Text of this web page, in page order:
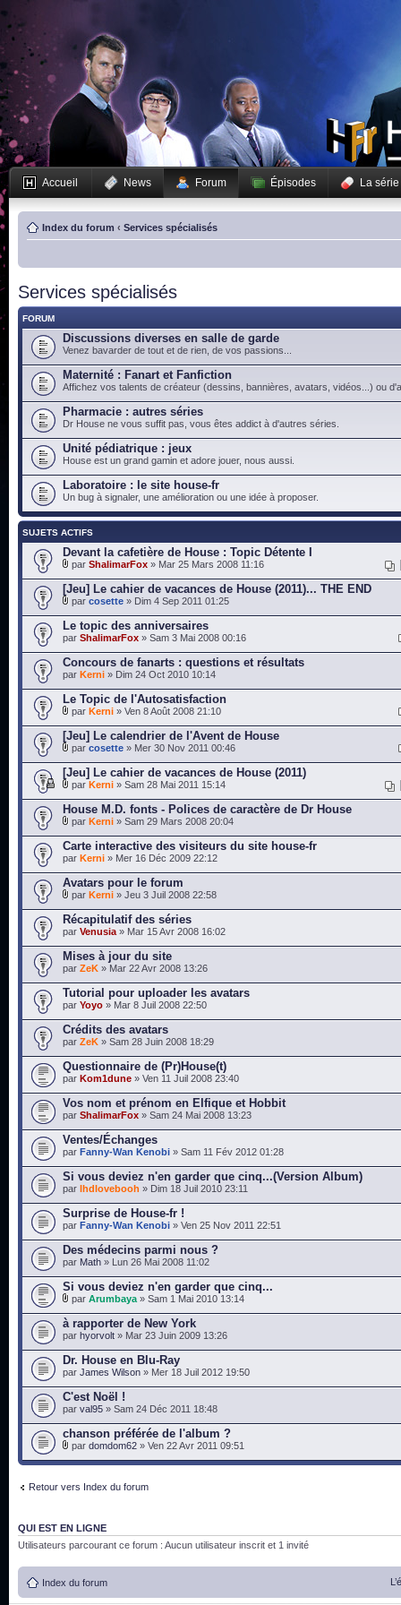
Accueil News Forum Épisodes La série
Index du forum ‹ Services spécialisés
Services spécialisés
FORUM
Discussions diverses en salle de garde
Venez bavarder de tout et de rien, de vos passions...
Maternité : Fanart et Fanfiction
Affichez vos talents de créateur (dessins, bannières, avatars, vidéos...) ou
Pharmacie : autres séries
Dr House ne vous suffit pas, vous êtes addict à d'autres séries.
Unité pédiatrique : jeux
House est un grand gamin et adore jouer, nous aussi.
Laboratoire : le site house-fr
Un bug à signaler, une amélioration ou une idée à proposer.
SUJETS ACTIFS
Devant la cafetière de House : Topic Détente I
par ShalimarFox » Mar 25 Mars 2008 11:16
[Jeu] Le cahier de vacances de House (2011)... THE END
par cosette » Dim 4 Sep 2011 01:25
Le topic des anniversaires
par ShalimarFox » Sam 3 Mai 2008 00:16
Concours de fanarts : questions et résultats
par Kerni » Dim 24 Oct 2010 10:14
Le Topic de l'Autosatisfaction
par Kerni » Ven 8 Août 2008 21:10
[Jeu] Le calendrier de l'Avent de House
par cosette » Mer 30 Nov 2011 00:46
[Jeu] Le cahier de vacances de House (2011)
par Kerni » Sam 28 Mai 2011 15:14
House M.D. fonts - Polices de caractère de Dr House
par Kerni » Sam 29 Mars 2008 20:04
Carte interactive des visiteurs du site house-fr
par Kerni » Mer 16 Déc 2009 22:12
Avatars pour le forum
par Kerni » Jeu 3 Juil 2008 22:58
Récapitulatif des séries
par Venusia » Mar 15 Avr 2008 16:02
Mises à jour du site
par ZeK » Mar 22 Avr 2008 13:26
Tutorial pour uploader les avatars
par Yoyo » Mar 8 Juil 2008 22:50
Crédits des avatars
par ZeK » Sam 28 Juin 2008 18:29
Questionnaire de (Pr)House(t)
par Kom1dune » Ven 11 Juil 2008 23:40
Vos nom et prénom en Elfique et Hobbit
par ShalimarFox » Sam 24 Mai 2008 13:23
Ventes/Échanges
par Fanny-Wan Kenobi » Sam 11 Fév 2012 01:28
Si vous deviez n'en garder que cinq...(Version Album)
par lhdlovebooh » Dim 18 Juil 2010 23:11
Surprise de House-fr !
par Fanny-Wan Kenobi » Ven 25 Nov 2011 22:51
Des médecins parmi nous ?
par Math » Lun 26 Mai 2008 11:02
Si vous deviez n'en garder que cinq...
par Arumbaya » Sam 1 Mai 2010 13:14
à rapporter de New York
par hyorvolt » Mar 23 Juin 2009 13:26
Dr. House en Blu-Ray
par James Wilson » Mer 18 Juil 2012 19:50
C'est Noël !
par val95 » Sam 24 Déc 2011 18:48
chanson préférée de l'album ?
par domdom62 » Ven 22 Avr 2011 09:51
Retour vers Index du forum
QUI EST EN LIGNE
Utilisateurs parcourant ce forum : Aucun utilisateur inscrit et 1 invité
Index du forum